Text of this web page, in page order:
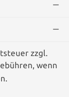
zzgl.
wenn